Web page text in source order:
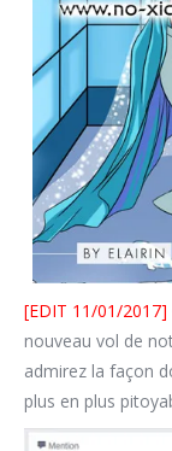
[EDIT 11/01/2017]
nouveau vol de
admirez la façon
plus en plus